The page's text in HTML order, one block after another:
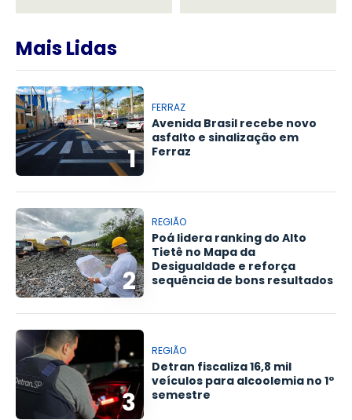
Mais Lidas
1
FERRAZ
Avenida Brasil recebe novo
asfalto e sinalização em
Ferraz
2
REGIÃO
Poá lidera ranking do Alto
Tietê no Mapa da
Desigualdade e reforça
sequência de bons resultados
3
REGIÃO
Detran fiscaliza 16,8 mil
veículos para alcoolemia no 1º
semestre